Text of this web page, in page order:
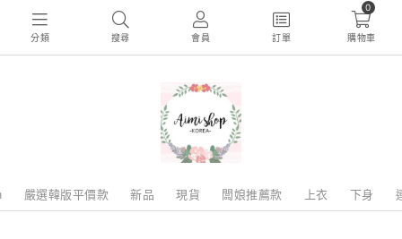
分類 搜尋 會員 訂單
0
購物車
嚴選韓版平價款 新品 現貨 闆娘推薦款 上衣 下身